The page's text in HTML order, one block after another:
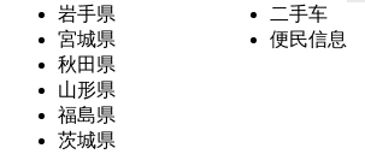
岩手県
宮城県
秋田県
山形県
福島県
茨城県
二手车
便民信息